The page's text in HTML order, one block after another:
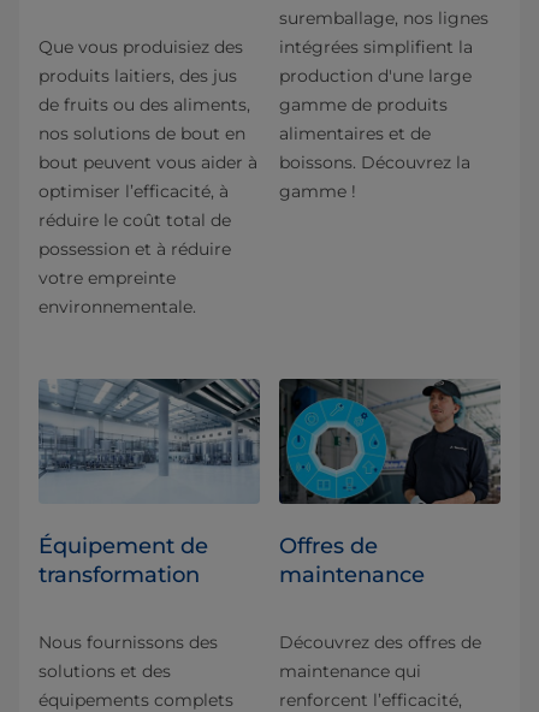
Que vous produisiez des
produits laitiers, des jus
de fruits ou des aliments,
nos solutions de bout en
bout peuvent vous aider à
optimiser l’efficacité, à
réduire le coût total de
possession et à réduire
votre empreinte
environnementale.
suremballage, nos lignes
intégrées simplifient la
production d'une large
gamme de produits
alimentaires et de
boissons. Découvrez la
gamme !
Équipement de
transformation
Nous fournissons des
solutions et des
équipements complets
Offres de
maintenance
Découvrez des offres de
maintenance qui
renforcent l’efficacité,